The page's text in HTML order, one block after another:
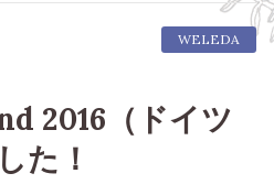
WELEDA
2016（ドイツ
た！